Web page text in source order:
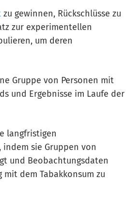
zu gewinnen, Rückschlüsse zu
zur experimentellen
um deren
Gruppe von Personen mit
und Ergebnisse im Laufe der
langfristigen
sie Gruppen von
und Beobachtungsdaten
dem Tabakkonsum zu